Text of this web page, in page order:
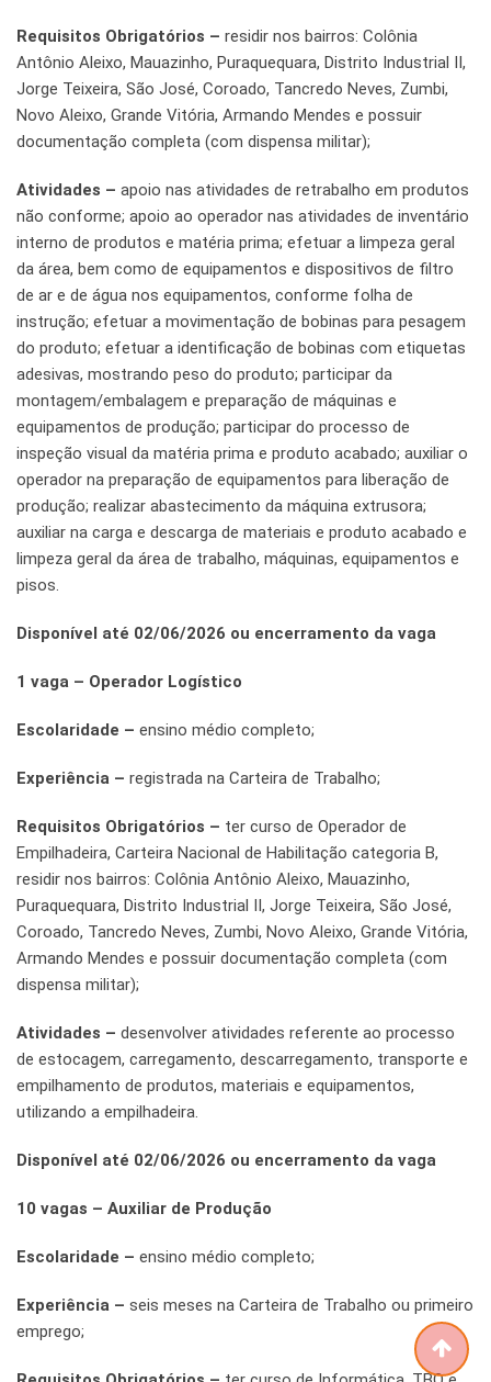
Requisitos Obrigatórios – residir nos bairros: Colônia
Antônio Aleixo, Mauazinho, Puraquequara, Distrito Industrial II,
Jorge Teixeira, São José, Coroado, Tancredo Neves, Zumbi,
Novo Aleixo, Grande Vitória, Armando Mendes e possuir
documentação completa (com dispensa militar);
Atividades – apoio nas atividades de retrabalho em produtos
não conforme; apoio ao operador nas atividades de inventário
interno de produtos e matéria prima; efetuar a limpeza geral
da área, bem como de equipamentos e dispositivos de filtro
de ar e de água nos equipamentos, conforme folha de
instrução; efetuar a movimentação de bobinas para pesagem
do produto; efetuar a identificação de bobinas com etiquetas
adesivas, mostrando peso do produto; participar da
montagem/embalagem e preparação de máquinas e
equipamentos de produção; participar do processo de
inspeção visual da matéria prima e produto acabado; auxiliar o
operador na preparação de equipamentos para liberação de
produção; realizar abastecimento da máquina extrusora;
auxiliar na carga e descarga de materiais e produto acabado e
limpeza geral da área de trabalho, máquinas, equipamentos e
pisos.
Disponível até 02/06/2026 ou encerramento da vaga
1 vaga – Operador Logístico
Escolaridade – ensino médio completo;
Experiência – registrada na Carteira de Trabalho;
Requisitos Obrigatórios – ter curso de Operador de
Empilhadeira, Carteira Nacional de Habilitação categoria B,
residir nos bairros: Colônia Antônio Aleixo, Mauazinho,
Puraquequara, Distrito Industrial II, Jorge Teixeira, São José,
Coroado, Tancredo Neves, Zumbi, Novo Aleixo, Grande Vitória,
Armando Mendes e possuir documentação completa (com
dispensa militar);
Atividades – desenvolver atividades referente ao processo
de estocagem, carregamento, descarregamento, transporte e
empilhamento de produtos, materiais e equipamentos,
utilizando a empilhadeira.
Disponível até 02/06/2026 ou encerramento da vaga
10 vagas – Auxiliar de Produção
Escolaridade – ensino médio completo;
Experiência – seis meses na Carteira de Trabalho ou primeiro
emprego;